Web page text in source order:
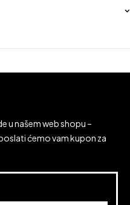
u našem web shopu –
ćemo vam kupon za